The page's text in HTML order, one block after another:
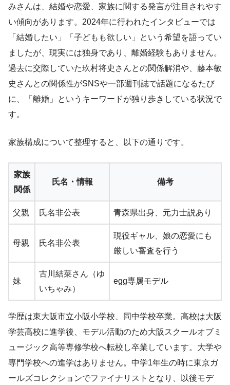
みさんは、結婚や恋愛、家族に関する発言が注目されやす
い傾向があります。2024年に行われたインタビューでは
「結婚したい」「子どもも欲しい」という希望を語ってい
ましたが、現実には独身であり、離婚経験もありません。
過去に交際していた玖村将史さんとの関係解消や、藤本敏
史さんとの関係性がSNSや一部週刊誌で話題になるたび
に、「離婚」というキーワードが独り歩きしている状況で
す。
家族構成について整理すると、以下の通りです。
家族
関係
氏名・情報 備考
父親 氏名非公表 青森県出身、元力士説あり
母親 氏名非公表
現役ギャル、娘の恋愛にも
厳しい審査を行う
妹
古川結菜さん（ゆ
いちゃみ）
egg専属モデル
学歴は東大阪市立小阪小学校、同中学校卒業。高校は大阪
学芸高校に進学後、モデル活動のため大阪スクールオブミ
ュージック高等専修学校へ転校し卒業しています。大学や
専門学校への進学はありません。中学1年生の時に東京ガ
ールズコレクションでファイナリストとなり、以後モデ